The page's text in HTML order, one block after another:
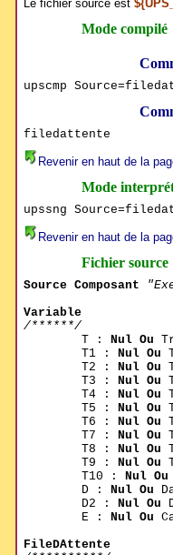
Le fichier source est
Mode compilé
upscmp
filedattente
Revenir en haut de la
Mode
upssng
Revenir en haut de la
Fichier source
Source Composant
Variable
/******/
T : Nul Ou
T1 : Nul Ou
T2 : Nul Ou
T3 : Nul Ou
T4 : Nul Ou
T5 : Nul Ou
T6 : Nul Ou
T7 : Nul Ou
T8 : Nul Ou
T9 : Nul Ou
T10 : Nul Ou
D : Nul Ou
D2 : Nul Ou
E : Nul Ou
FileDAttente